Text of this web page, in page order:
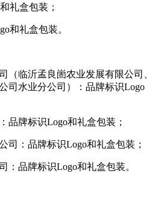
礼盒包装；
和礼盒包装。
（临沂孟良崮农业发展有限公司、
司水业分公司）：品牌标识Logo
品牌标识Logo和礼盒包装；
司：品牌标识Logo和礼盒包装；
：品牌标识Logo和礼盒包装。